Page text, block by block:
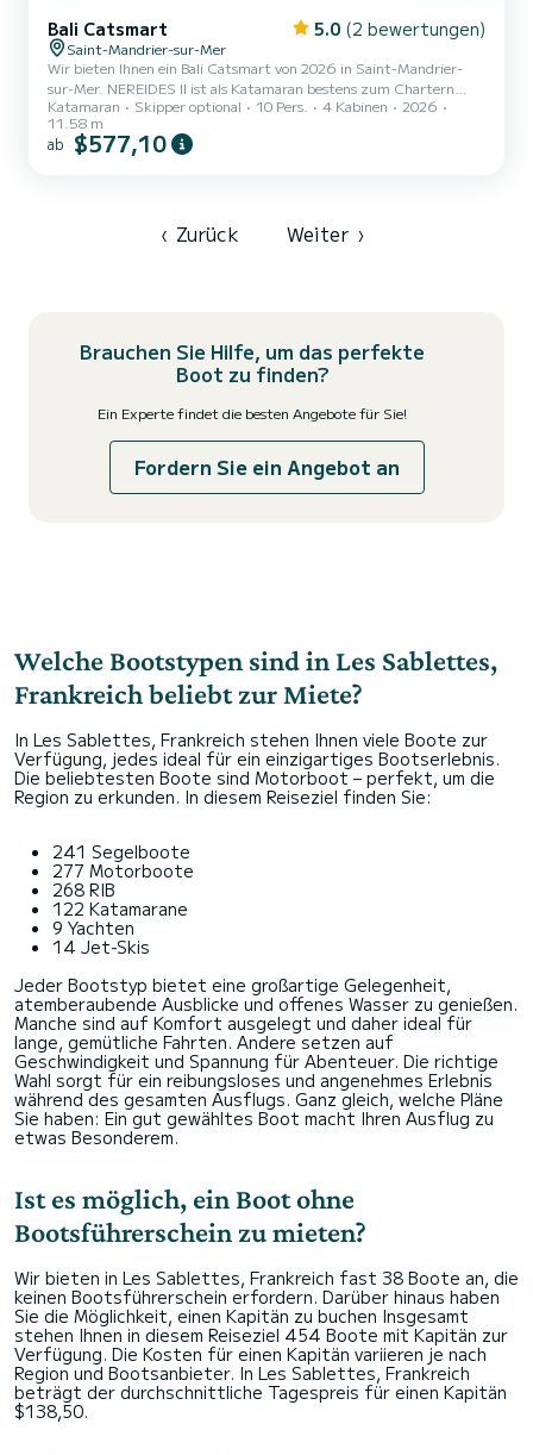
Bali Catsmart 5.0 (2 bewertungen)
Saint-Mandrier-sur-Mer
Wir bieten Ihnen ein Bali Catsmart von 2026 in Saint-Mandrier-
sur-Mer. NEREIDES II ist als Katamaran bestens zum Chartern
geeignet. Mit seinen angenehmen Fahreigenschaften eignet sich
dieses Schiff ideal für einen Törn von einer Woche und mehr. Das
Boot hat 4 Kabinen mit allem Komfort und eine Kapazität von 10
Katamaran Skipper optional 10 Pers. 4 Kabinen
2026
11.58 m
ab $577,10
‹ Zurück Weiter ›
Brauchen Sie Hilfe, um das perfekte
Boot zu finden?
Ein Experte findet die besten Angebote für Sie!
Fordern Sie ein Angebot an
Welche Bootstypen sind in Les Sablettes,
Frankreich beliebt zur Miete?
In Les Sablettes, Frankreich stehen Ihnen viele Boote zur
Verfügung, jedes ideal für ein einzigartiges Bootserlebnis.
Die beliebtesten Boote sind Motorboot – perfekt, um die
Region zu erkunden. In diesem Reiseziel finden Sie:
241 Segelboote
277 Motorboote
268 RIB
122 Katamarane
9 Yachten
14 Jet-Skis
Jeder Bootstyp bietet eine großartige Gelegenheit,
atemberaubende Ausblicke und offenes Wasser zu genießen.
Manche sind auf Komfort ausgelegt und daher ideal für
lange, gemütliche Fahrten. Andere setzen auf
Geschwindigkeit und Spannung für Abenteuer. Die richtige
Wahl sorgt für ein reibungsloses und angenehmes Erlebnis
während des gesamten Ausflugs. Ganz gleich, welche Pläne
Sie haben: Ein gut gewähltes Boot macht Ihren Ausflug zu
etwas Besonderem.
Ist es möglich, ein Boot ohne
Bootsführerschein zu mieten?
Wir bieten in Les Sablettes, Frankreich fast 38 Boote an, die
keinen Bootsführerschein erfordern. Darüber hinaus haben
Sie die Möglichkeit, einen Kapitän zu buchen Insgesamt
stehen Ihnen in diesem Reiseziel 454 Boote mit Kapitän zur
Verfügung. Die Kosten für einen Kapitän variieren je nach
Region und Bootsanbieter. In Les Sablettes, Frankreich
beträgt der durchschnittliche Tagespreis für einen Kapitän
$138,50.